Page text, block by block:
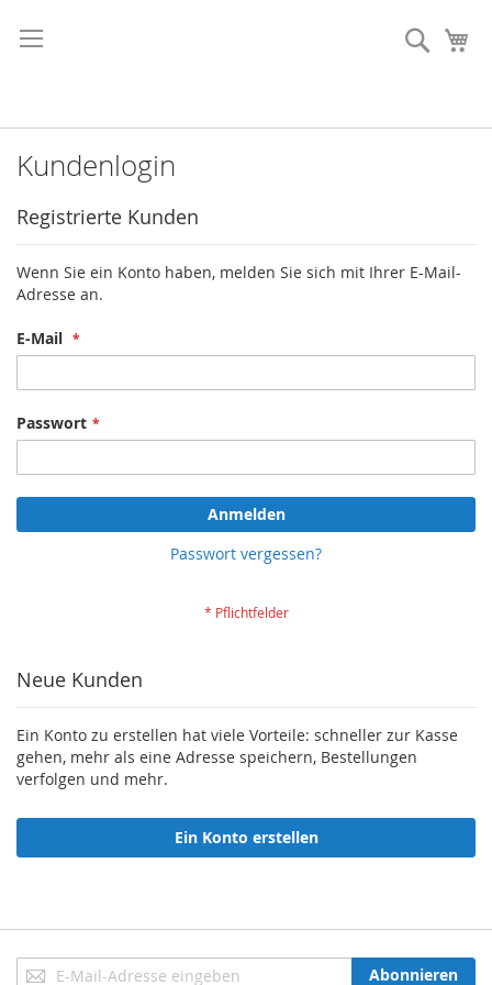
zum
Inhalt
Suche
Kundenlogin
Registrierte Kunden
Wenn Sie ein Konto haben, melden Sie sich mit Ihrer E-Mail-
Adresse an.
E-Mail
Passwort
Anmelden
Passwort vergessen?
Neue Kunden
Ein Konto zu erstellen hat viele Vorteile: schneller zur Kasse
gehen, mehr als eine Adresse speichern, Bestellungen
verfolgen und mehr.
Ein Konto erstellen
Anmeldung
Abonnieren